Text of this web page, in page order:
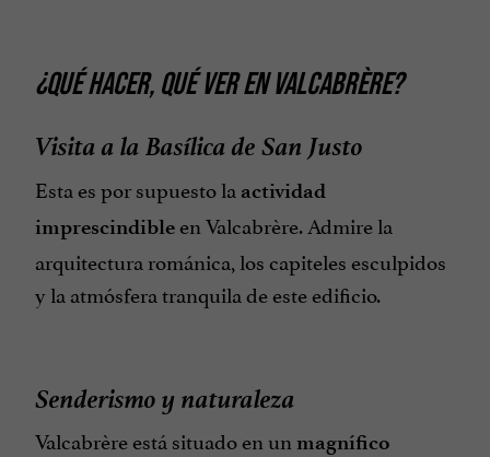
¿QUÉ HACER, QUÉ VER EN VALCABRÈRE?
Visita a la Basílica de San Justo
Esta es por supuesto la actividad
imprescindible en Valcabrère. Admire la
arquitectura románica, los capiteles esculpidos
y la atmósfera tranquila de este edificio.
Senderismo y naturaleza
Valcabrère está situado en un magnífico